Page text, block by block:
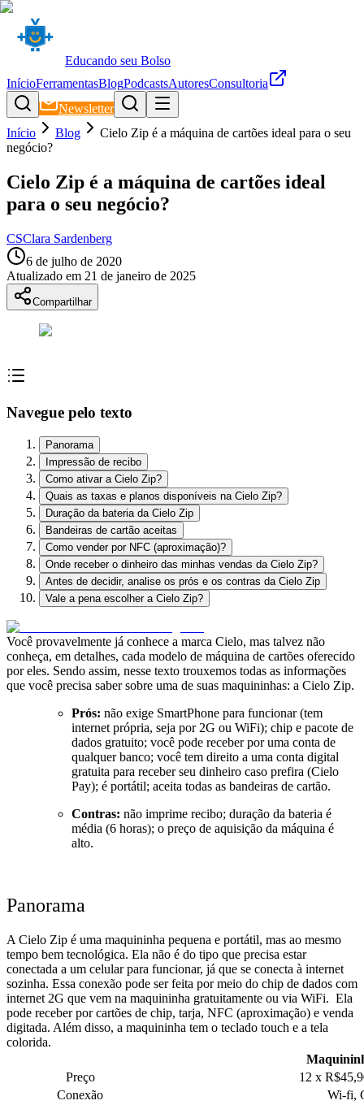
Educando seu Bolso
InícioFerramentasBlogPodcastsAutoresConsultoria
Newsletter
Início
Blog
Cielo Zip é a máquina de cartões ideal para o seu
negócio?
Cielo Zip é a máquina de cartões ideal
para o seu negócio?
CSClara Sardenberg
6 de julho de 2020
Atualizado em 21 de janeiro de 2025
Compartilhar
Navegue pelo texto
Panorama
Impressão de recibo
Como ativar a Cielo Zip?
Quais as taxas e planos disponíveis na Cielo Zip?
Duração da bateria da Cielo Zip
Bandeiras de cartão aceitas
Como vender por NFC (aproximação)?
Onde receber o dinheiro das minhas vendas da Cielo Zip?
Antes de decidir, analise os prós e os contras da Cielo Zip
Vale a pena escolher a Cielo Zip?
Você provavelmente já conhece a marca Cielo, mas talvez não
conheça, em detalhes, cada modelo de máquina de cartões oferecido
por eles. Sendo assim, nesse texto trouxemos todas as informações
que você precisa saber sobre uma de suas maquininhas: a Cielo Zip.
Prós: não exige SmartPhone para funcionar (tem
internet própria, seja por 2G ou WiFi); chip e pacote de
dados gratuito; você pode receber por uma conta de
qualquer banco; você tem direito a uma conta digital
gratuita para receber seu dinheiro caso prefira (Cielo
Pay); é portátil; aceita todas as bandeiras de cartão.
Contras: não imprime recibo; duração da bateria é
média (6 horas); o preço de aquisição da máquina é
alto.
Panorama
A Cielo Zip é uma maquininha pequena e portátil, mas ao mesmo
tempo bem tecnológica. Ela não é do tipo que precisa estar
conectada a um celular para funcionar, já que se conecta à internet
sozinha. Essa conexão pode ser feita por meio do chip de dados com
internet 2G que vem na maquininha gratuitamente ou via WiFi. Ela
pode receber por cartões de chip, tarja, NFC (aproximação) e venda
digitada. Além disso, a maquininha tem o teclado touch e a tela
colorida.
Preço
12 x
Conexão
Wi-fi,